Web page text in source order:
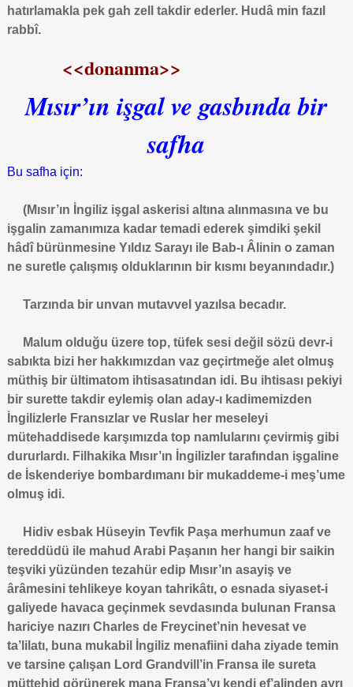
hatırlamakla pek gah zell takdir ederler. Hudâ min fazıl
rabbî.
<<donanma>>
Mısır’ın işgal ve gasbında bir
safha
Bu safha için:
(Mısır’ın İngiliz işgal askerisi altına alınmasına ve bu
işgalin zamanımıza kadar temadi ederek şimdiki şekil
hâdî bürünmesine Yıldız Sarayı ile Bab-ı Âlinin o zaman
ne suretle çalışmış olduklarının bir kısmı beyanındadır.)
Tarzında bir unvan mutavvel yazılsa becadır.
Malum olduğu üzere top, tüfek sesi değil sözü devr-i
sabıkta bizi her hakkımızdan vaz geçirtmeğe alet olmuş
müthiş bir ültimatom ihtisasatından idi. Bu ihtisası pekiyi
bir surette takdir eylemiş olan aday-ı kadimemizden
İngilizlerle Fransızlar ve Ruslar her meseleyi
mütehaddisede karşımızda top namlularını çevirmiş gibi
dururlardı. Filhakika Mısır’ın İngilizler tarafından işgaline
de İskenderiye bombardımanı bir mukaddeme-i meş’ume
olmuş idi.
Hidiv esbak Hüseyin Tevfik Paşa merhumun zaaf ve
tereddüdü ile mahud Arabi Paşanın her hangi bir saikin
teşviki yüzünden tezahür edip Mısır’ın asayiş ve
ârâmesini tehlikeye koyan tahrikâtı, o esnada siyaset-i
galiyede havaca geçinmek sevdasında bulunan Fransa
hariciye nazırı Charles de Freycinet’nin hevesat ve
ta’lilatı, buna mukabil İngiliz menafiini daha ziyade temin
ve tarsine çalışan Lord Grandvill’in Fransa ile sureta
müttehid görünerek mana Fransa’yı kendi ef’alinden ayrı